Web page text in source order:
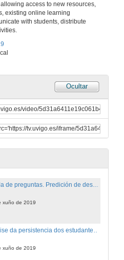
access to new resources,
existing online learning
with students, distribute
Ocultar
xuño de 2019
Rolda de preguntas. Deseño de procesos en Educación, estado actual e oportunidades
xuño de 2019
Predición de desenvolvemento dos estudantes ao longo do tempo: estudo dun caso para un curso de enxeñería de aprendizaxe combinada
xuño de 2019
Análise da persistencia dos estudantes utilizando un modelo baseado en eventos
xuño de 2019